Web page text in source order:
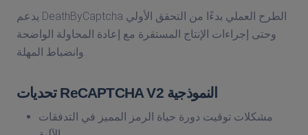
يدعم DeathByCaptcha الطرح العملي بدءًا من التحقق الأولي
وحتى إجراءات الإنتاج المستقرة مع إعادة المحاولة الواضحة
تحديات ReCAPTCHA V2 النموذجية
مشكلات توقيت دورة حياة الرمز المميز في التدفقات